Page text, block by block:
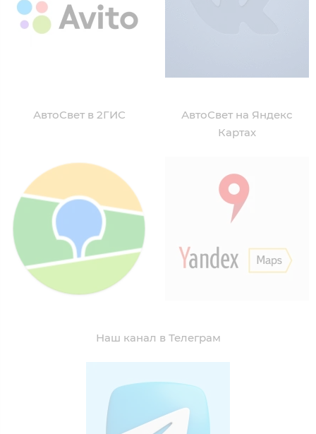
АвтоСвет в 2ГИС
АвтоСвет на Яндекс
Картах
Наш канал в Телеграм